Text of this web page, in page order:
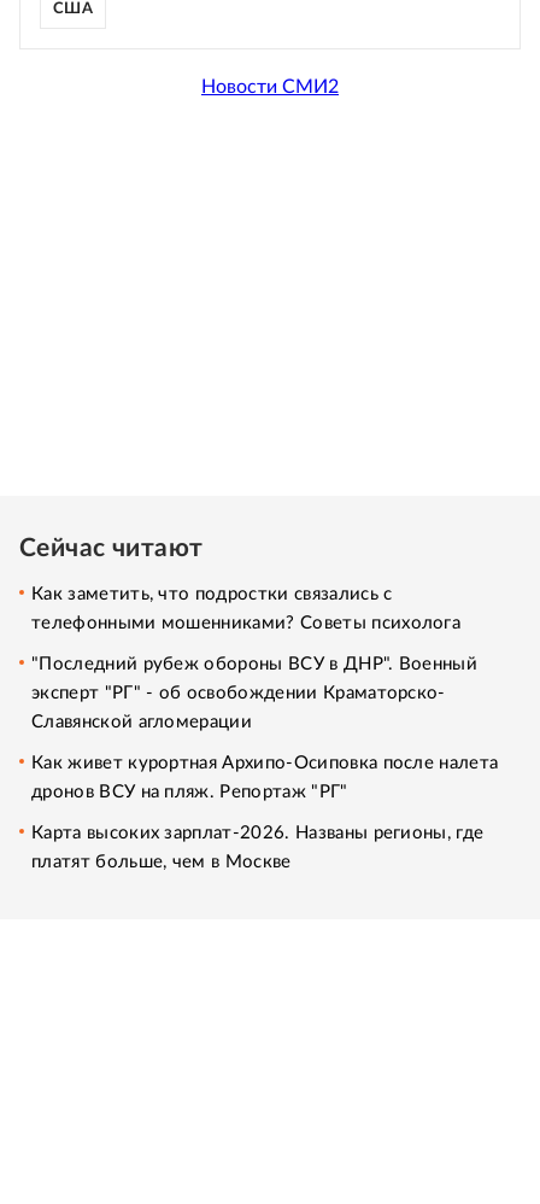
США
Новости СМИ2
Сейчас читают
Как заметить, что подростки связались с
телефонными мошенниками? Советы психолога
"Последний рубеж обороны ВСУ в ДНР". Военный
эксперт "РГ" - об освобождении Краматорско-
Славянской агломерации
Как живет курортная Архипо-Осиповка после налета
дронов ВСУ на пляж. Репортаж "РГ"
Карта высоких зарплат-2026. Названы регионы, где
платят больше, чем в Москве